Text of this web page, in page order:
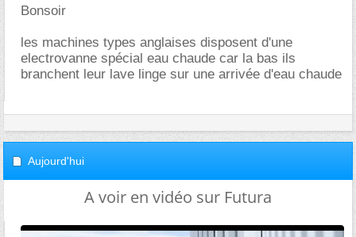
Bonsoir
les machines types anglaises disposent d'une
electrovanne spécial eau chaude car la bas ils
branchent leur lave linge sur une arrivée d'eau chaude
Aujourd'hui
A voir en vidéo sur Futura